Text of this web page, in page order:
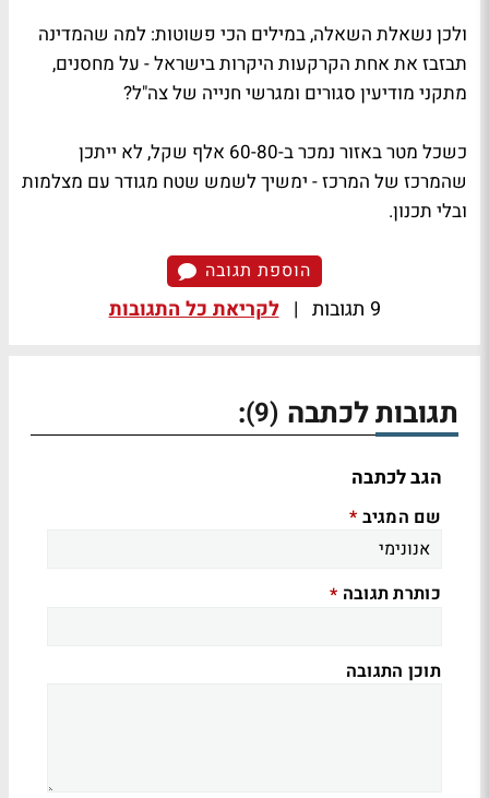
ולכן נשאלת השאלה, במילים הכי פשוטות: למה שהמדינה
תבזבז את אחת הקרקעות היקרות בישראל - על מחסנים,
מתקני מודיעין סגורים ומגרשי חנייה של צה"ל?
כשכל מטר באזור נמכר ב-60-80 אלף שקל, לא ייתכן
שהמרכז של המרכז - ימשיך לשמש שטח מגודר עם מצלמות
ובלי תכנון.
הוספת תגובה
9 תגובות | לקריאת כל התגובות
תגובות לכתבה (9)
:
הגב לכתבה
שם המגיב *
כותרת תגובה *
תוכן התגובה